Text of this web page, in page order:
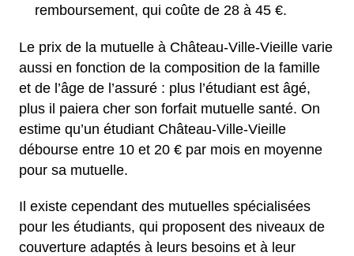
remboursement, qui coûte de 28 à 45 €.
Le prix de la mutuelle à Château-Ville-Vieille varie
aussi en fonction de la composition de la famille
et de l’âge de l’assuré : plus l’étudiant est âgé,
plus il paiera cher son forfait mutuelle santé. On
estime qu’un étudiant Château-Ville-Vieille
débourse entre 10 et 20 € par mois en moyenne
pour sa mutuelle.
Il existe cependant des mutuelles spécialisées
pour les étudiants, qui proposent des niveaux de
couverture adaptés à leurs besoins et à leur